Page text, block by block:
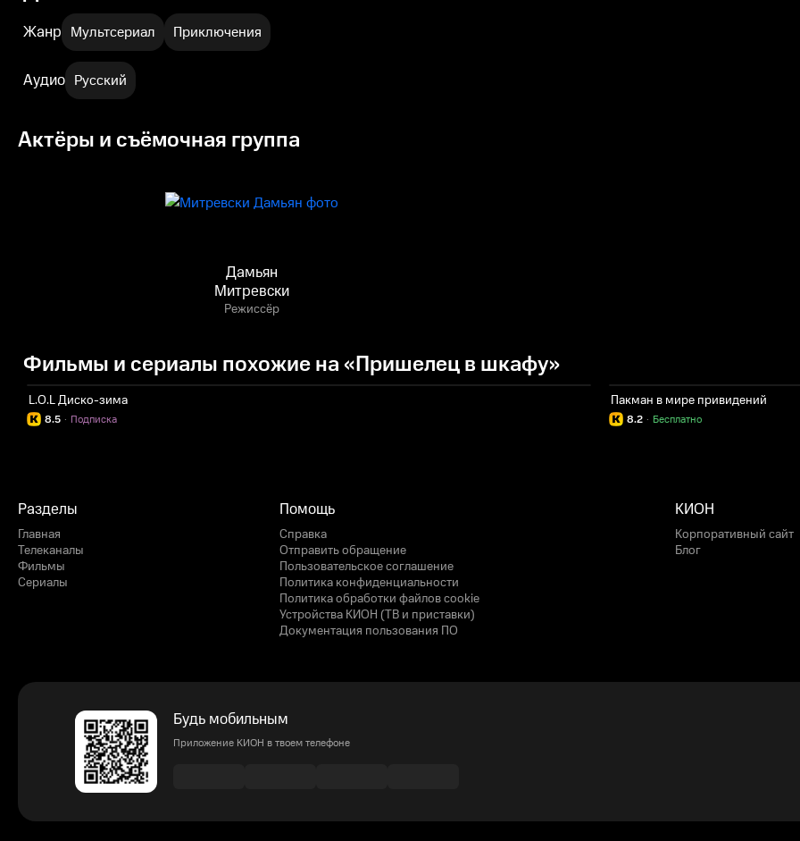
Жанр Мультсериал Приключения
Аудио Русский
Актёры и съёмочная группа
Дамьян
Митревски
Режиссёр
Фильмы и сериалы похожие на «Пришелец в шкафу»
L.O.L Диско-зима
8.5 Подписка
·
Пакман в мире привидений
8.2 Бесплатно
·
Разделы
Главная
Телеканалы
Фильмы
Сериалы
Помощь
Справка
Отправить обращение
Пользовательское соглашение
Политика конфиденциальности
Политика обработки файлов cookie
Устройства КИОН (ТВ и приставки)
Документация пользования ПО
КИОН
Корпоративный сайт
Блог
Будь мобильным
Приложение КИОН в твоем телефоне